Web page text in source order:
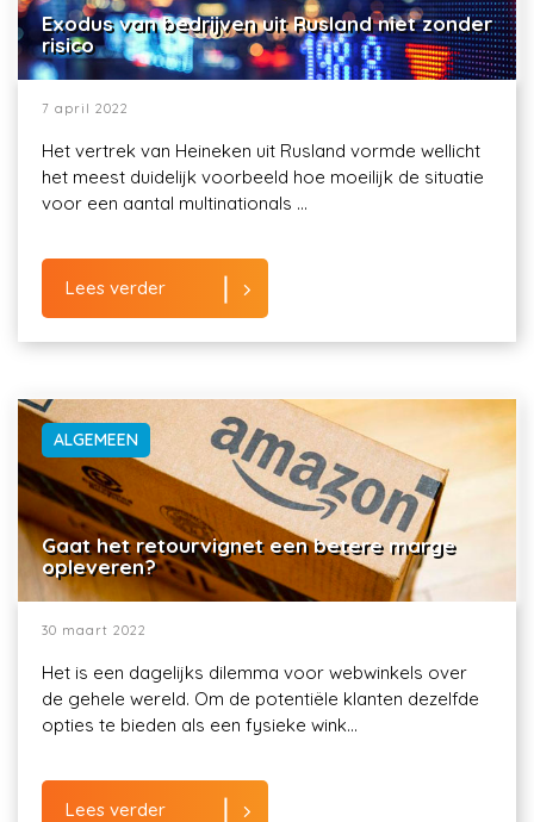
Exodus van bedrijven uit Rusland niet zonder
risico
7 april 2022
Het vertrek van Heineken uit Rusland vormde wellicht
het meest duidelijk voorbeeld hoe moeilijk de situatie
voor een aantal multinationals ...
Lees verder
ALGEMEEN
Gaat het retourvignet een betere marge
opleveren?
30 maart 2022
Het is een dagelijks dilemma voor webwinkels over
de gehele wereld. Om de potentiële klanten dezelfde
opties te bieden als een fysieke wink...
Lees verder